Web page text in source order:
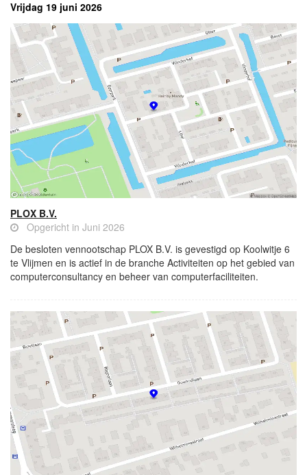
Vrijdag 19 juni 2026
PLOX B.V.
Opgericht in Juni 2026
De besloten vennootschap PLOX B.V. is gevestigd op Koolwitje 6
te Vlijmen en is actief in de branche Activiteiten op het gebied van
computerconsultancy en beheer van computerfaciliteiten.